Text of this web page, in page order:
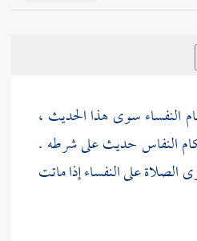
النفساء سوى هذا الحديث ،
النفاس حديث على شرطه .
على النفساء إذا ماتت